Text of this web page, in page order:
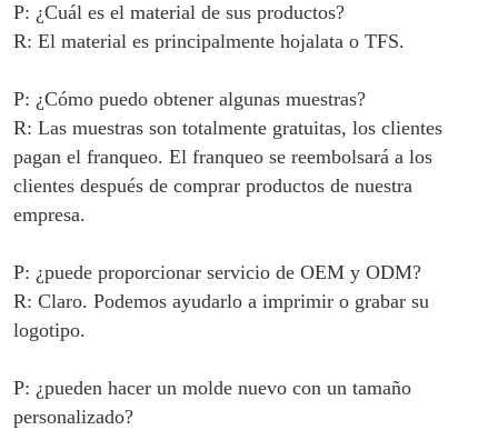
P: ¿Cuál es el material de sus productos?
R: El material es principalmente hojalata o TFS.
P: ¿Cómo puedo obtener algunas muestras?
R: Las muestras son totalmente gratuitas, los clientes
pagan el franqueo. El franqueo se reembolsará a los
clientes después de comprar productos de nuestra
empresa.
P: ¿puede proporcionar servicio de OEM y ODM?
R: Claro. Podemos ayudarlo a imprimir o grabar su
logotipo.
P: ¿pueden hacer un molde nuevo con un tamaño
personalizado?